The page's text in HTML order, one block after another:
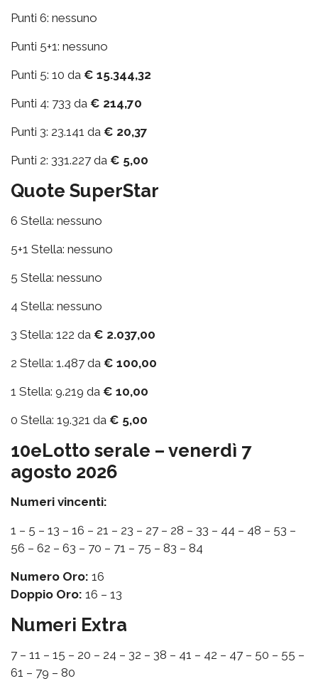
Punti 6: nessuno
Punti 5+1: nessuno
Punti 5: 10 da € 15.344,32
Punti 4: 733 da € 214,70
Punti 3: 23.141 da € 20,37
Punti 2: 331.227 da € 5,00
Quote SuperStar
6 Stella: nessuno
5+1 Stella: nessuno
5 Stella: nessuno
4 Stella: nessuno
3 Stella: 122 da € 2.037,00
2 Stella: 1.487 da € 100,00
1 Stella: 9.219 da € 10,00
0 Stella: 19.321 da € 5,00
10eLotto serale – venerdì 7
agosto 2026
Numeri vincenti:
1 – 5 – 13 – 16 – 21 – 23 – 27 – 28 – 33 – 44 – 48 – 53 –
56 – 62 – 63 – 70 – 71 – 75 – 83 – 84
Numero Oro: 16
Doppio Oro: 16 – 13
Numeri Extra
7 – 11 – 15 – 20 – 24 – 32 – 38 – 41 – 42 – 47 – 50 – 55 –
61 – 79 – 80